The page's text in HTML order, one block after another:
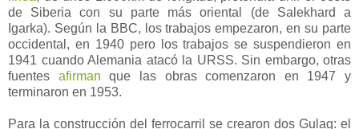
de Siberia con su parte más oriental (de Salekhard a
Igarka). Según la BBC, los trabajos empezaron, en su parte
occidental, en 1940 pero los trabajos se suspendieron en
1941 cuando Alemania atacó la URSS. Sin embargo, otras
fuentes afirman que las obras comenzaron en 1947 y
terminaron en 1953.
Para la construcción del ferrocarril se crearon dos Gulag: el